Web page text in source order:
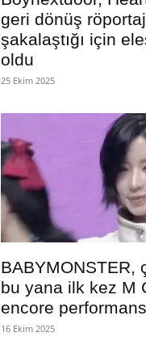
geri dönüş
şakalaştığı için
oldu
25 Ekim 2025
BABYMONSTER,
bu yana ilk kez M
encore
16 Ekim 2025